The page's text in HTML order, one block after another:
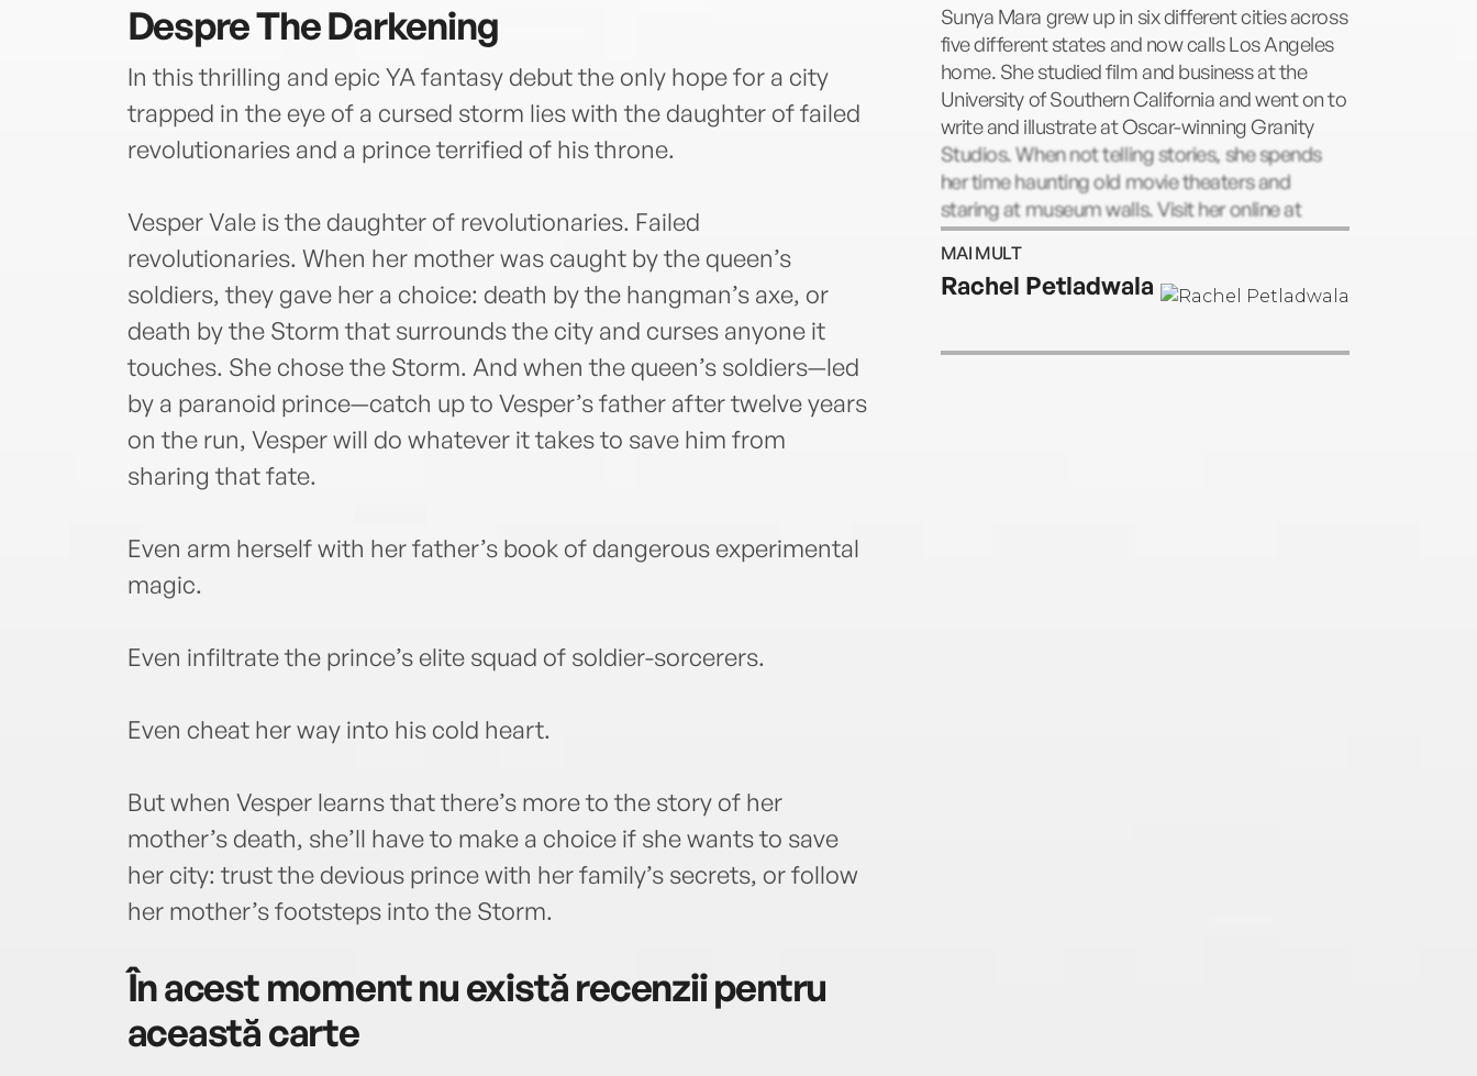
DespreThe Darkening
In this thrilling and epic YA fantasy debut the only hope for a city
trapped in the eye of a cursed storm lies with the daughter of failed
revolutionaries and a prince terrified of his throne.
Vesper Vale is the daughter of revolutionaries. Failed
revolutionaries. When her mother was caught by the queen’s
soldiers, they gave her a choice: death by the hangman’s axe, or
death by the Storm that surrounds the city and curses anyone it
touches. She chose the Storm. And when the queen’s soldiers—led
by a paranoid prince—catch up to Vesper’s father after twelve years
on the run, Vesper will do whatever it takes to save him from
sharing that fate.
Even arm herself with her father’s book of dangerous experimental
magic.
Even infiltrate the prince’s elite squad of soldier-sorcerers.
Even cheat her way into his cold heart.
But when Vesper learns that there’s more to the story of her
mother’s death, she’ll have to make a choice if she wants to save
her city: trust the devious prince with her family’s secrets, or follow
her mother’s footsteps into the Storm.
În acest moment nu există recenzii pentru
această carte
Sunya Mara grew up in six different cities across
five different states and now calls Los Angeles
home. She studied film and business at the
University of Southern California and went on to
write and illustrate at Oscar-winning Granity
Studios. When not telling stories, she spends
her time haunting old movie theaters and
staring at museum walls. Visit her online at
sunyamara.com.
MAI MULT
Rachel Petladwala